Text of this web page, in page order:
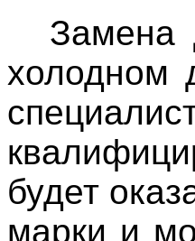
Замена
холодном
будет
марки и